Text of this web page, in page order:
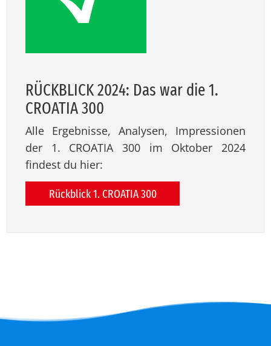
RÜCK­BLICK 2024: Das war die 1.
CROA­TIA 300
Alle Ergebnisse, Analysen, Impressionen
der 1. CROATIA 300 im Oktober 2024
findest du hier:
Rückblick 1. CROATIA 300